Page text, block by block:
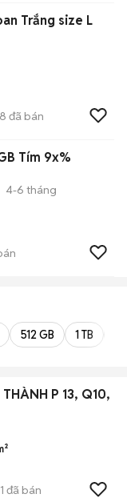
Trắng size L
đã bán
Tím 9x%
4-6 tháng
512 GB 1 TB
P 13, Q10,
1 đã bán